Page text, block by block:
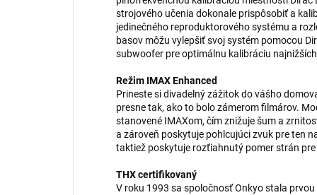
strojového učenia dokonale prispôsobiť a
jedinečného reproduktorového systému a
basov môžu vylepšiť svoj systém pomocou
subwoofer pre optimálnu kalibráciu
Režim IMAX Enhanced
Prineste si divadelný zážitok do vášho
presne tak, ako to bolo zámerom filmárov.
stanovené IMAXom, čím znižuje šum a
a zároveň poskytuje pohlcujúci zvuk pre ten
taktiež poskytuje rozťiahnutý pomer strán
THX certifikovaný
V roku 1993 sa spoločnosť Onkyo stala